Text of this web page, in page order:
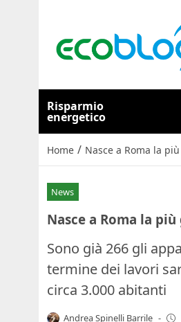
Risparmio
energetico
Home / Nasce a Roma la
News
Nasce a Roma la
Sono già 266 gli
termine dei lavori
circa 3.000 abitanti
Andrea Spinelli Barrile -